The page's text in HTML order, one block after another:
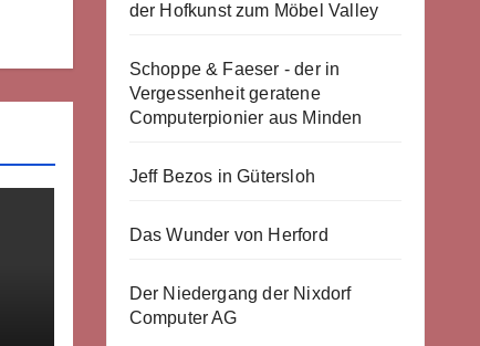
der Hofkunst zum Möbel Valley
Schoppe & Faeser - der in
Vergessenheit geratene
Computerpionier aus Minden
Jeff Bezos in Gütersloh
Das Wunder von Herford
Der Niedergang der Nixdorf
Computer AG